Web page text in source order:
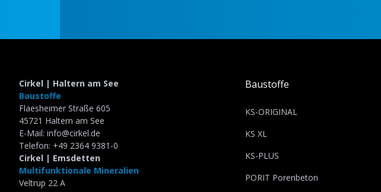
Cirkel | Haltern am See
Baustoffe
Flaesheimer Straße 605
45721 Haltern am See
E-Mail: info@cirkel.de
Telefon: +49 2364 9381-0
Cirkel | Emsdetten
Multifunktionale Mineralien
Veltrup 22 A
Baustoffe
KS-ORIGINAL
KS XL
KS-PLUS
PORIT Porenbeton